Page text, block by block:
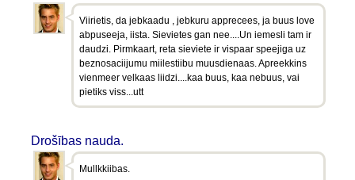
Viirietis, da jebkaadu , jebkuru apprecees, ja buus love
abpuseeja, iista. Sievietes gan nee....Un iemesli tam ir
daudzi. Pirmkaart, reta sieviete ir vispaar speejiga uz
beznosaciijumu miilestiibu muusdienaas. Apreekkins
vienmeer velkaas liidzi....kaa buus, kaa nebuus, vai
pietiks viss...utt
Drošības nauda.
Mullkkiibas.